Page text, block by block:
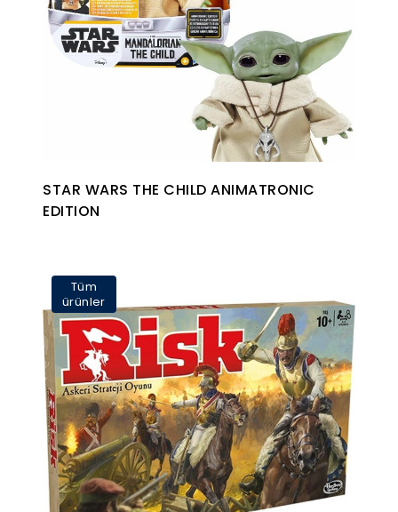
STAR WARS THE CHILD ANIMATRONIC
EDITION
Tüm
ürünler